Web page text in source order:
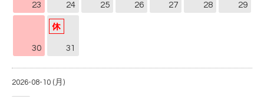
23 24 25 26 27 28 29
30 31
2026-08-10 (月)